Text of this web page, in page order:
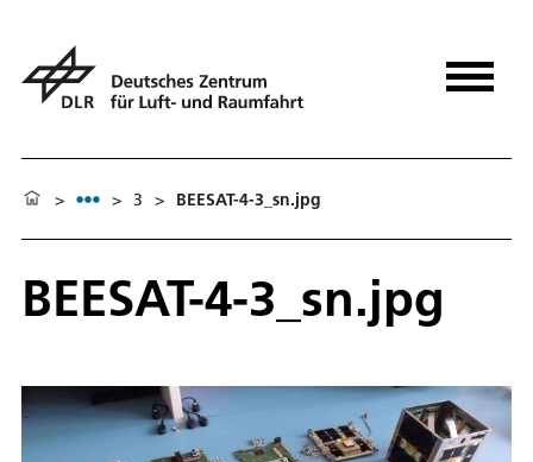
> > 3 > BEESAT-4-3_sn.jpg
BEESAT-4-3_sn.jpg